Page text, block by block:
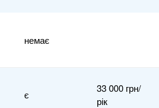
немає
є
33 000 грн/
рік